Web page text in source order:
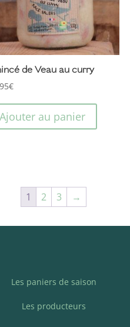
choisies
sur
la
page
de Veau au curry
€
Ajouter au panier
1 2 3 →
Les paniers de saison
Les producteurs